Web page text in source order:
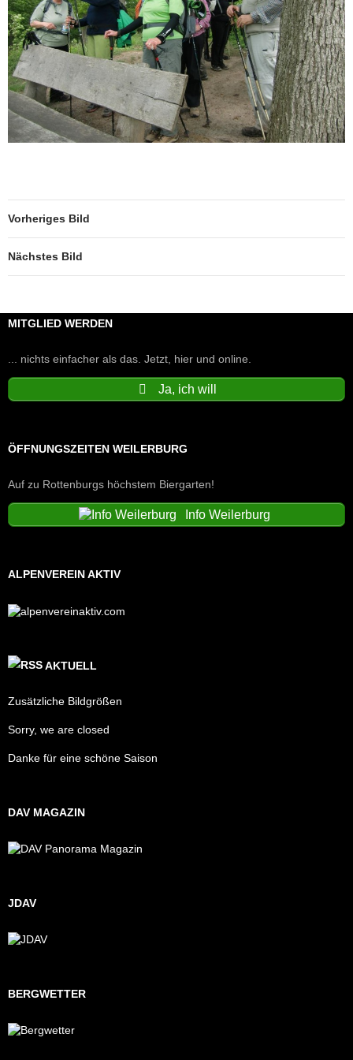
Vorheriges Bild
Nächstes Bild
MITGLIED WERDEN
... nichts einfacher als das. Jetzt, hier und online.
Ja, ich will
ÖFFNUNGSZEITEN WEILERBURG
Auf zu Rottenburgs höchstem Biergarten!
Info Weilerburg
ALPENVEREIN AKTIV
AKTUELL
Zusätzliche Bildgrößen
Sorry, we are closed
Danke für eine schöne Saison
DAV MAGAZIN
JDAV
BERGWETTER